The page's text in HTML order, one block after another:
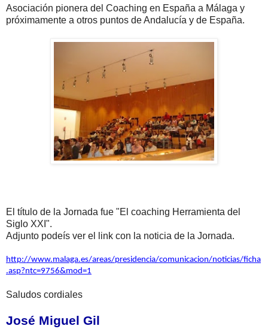
Asociación pionera del Coaching en España a Málaga y
próximamente a otros puntos de Andalucía y de España.
El título de la Jornada fue "El coaching Herramienta del
Siglo XXI".
Adjunto podeís ver el link con la noticia de la Jornada.
http://www.malaga.es/areas/presidencia/comunicacion/noticias/ficha
.asp?ntc=9756&mod=1
Saludos cordiales
José Miguel Gil